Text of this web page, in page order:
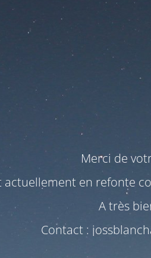
Merci de
actuellement en refonte
A très
Contact :